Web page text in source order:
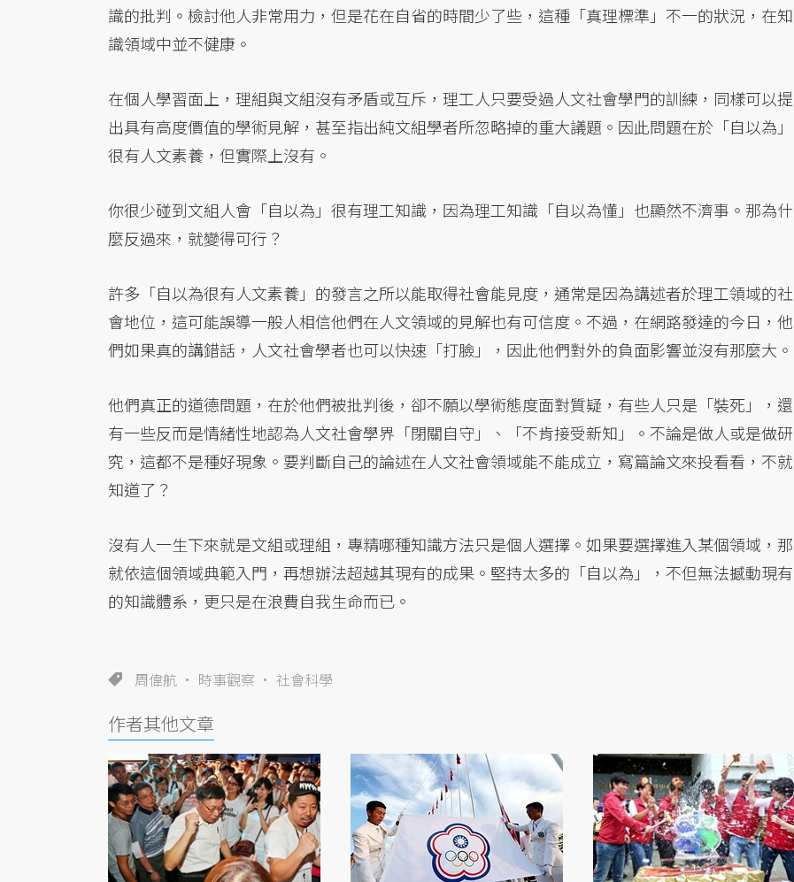
識的批判。檢討他人非常用力，但是花在自省的時間少了些，這種「真理標準」不一的狀況，在知
識領域中並不健康。
在個人學習面上，理組與文組沒有矛盾或互斥，理工人只要受過人文社會學門的訓練，同樣可以提
出具有高度價值的學術見解，甚至指出純文組學者所忽略掉的重大議題。因此問題在於「自以為」
很有人文素養，但實際上沒有。
你很少碰到文組人會「自以為」很有理工知識，因為理工知識「自以為懂」也顯然不濟事。那為什
麼反過來，就變得可行？
許多「自以為很有人文素養」的發言之所以能取得社會能見度，通常是因為講述者於理工領域的社
會地位，這可能誤導一般人相信他們在人文領域的見解也有可信度。不過，在網路發達的今日，他
們如果真的講錯話，人文社會學者也可以快速「打臉」，因此他們對外的負面影響並沒有那麼大。
他們真正的道德問題，在於他們被批判後，卻不願以學術態度面對質疑，有些人只是「裝死」，還
有一些反而是情緒性地認為人文社會學界「閉關自守」、「不肯接受新知」。不論是做人或是做研
究，這都不是種好現象。要判斷自己的論述在人文社會領域能不能成立，寫篇論文來投看看，不就
知道了？
沒有人一生下來就是文組或理組，專精哪種知識方法只是個人選擇。如果要選擇進入某個領域，那
就依這個領域典範入門，再想辦法超越其現有的成果。堅持太多的「自以為」，不但無法撼動現有
的知識體系，更只是在浪費自我生命而已。
周偉航 時事觀察 社會科學
作者其他文章